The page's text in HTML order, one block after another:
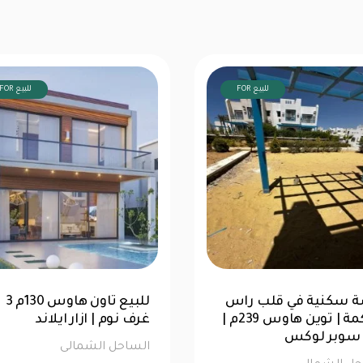
FOR للبيع
فرصة سكنية في قلب
الترا سوبر لوكس
FOR للبيع
شاليه 76متر للبيع | الحق
في لا سيستا
الشمالى